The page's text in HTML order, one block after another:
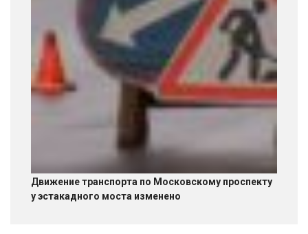
Движение транспорта по Московскому проспекту
у эстакадного моста изменено